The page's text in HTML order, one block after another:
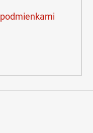
podmienkami